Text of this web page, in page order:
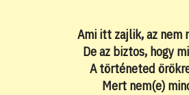
Ami itt zajlik, az nem
De az biztos, hogy
A történeted
Mert nem(e)